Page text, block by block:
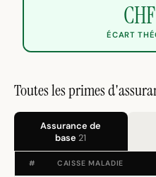
ÉCART
Toutes les primes
Assurance de
base 21
# CAISSE MALADIE